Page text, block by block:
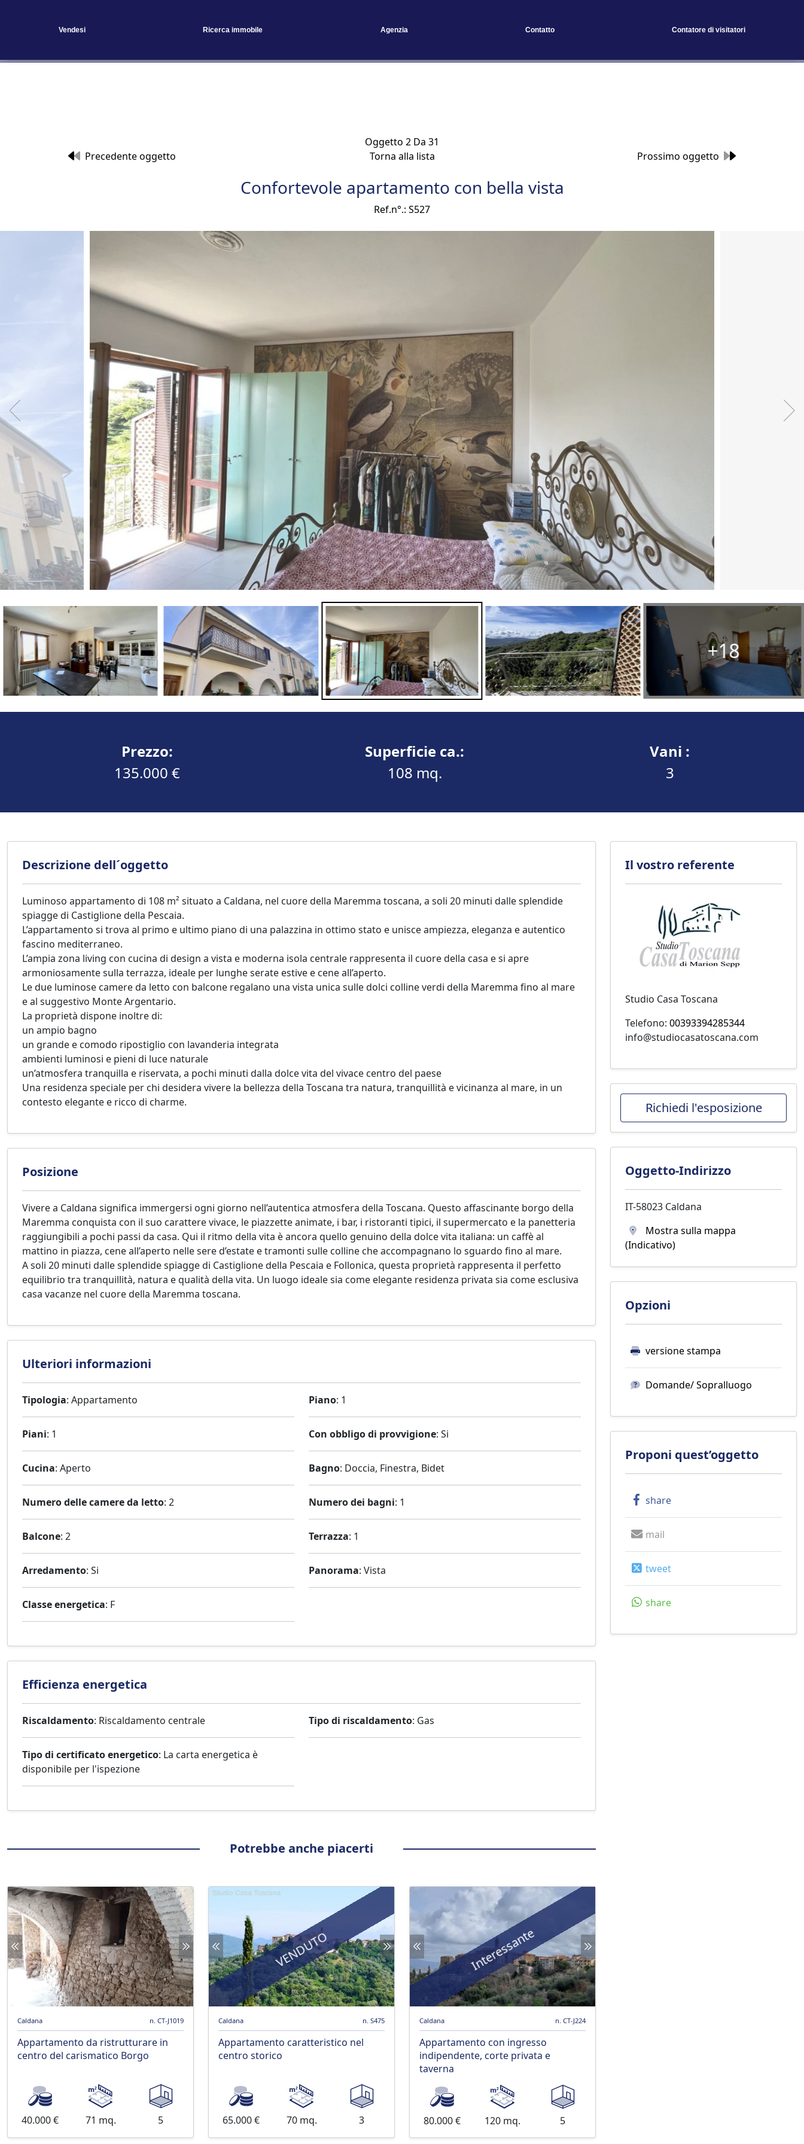
Vendesi Ricerca immobile Agenzia Contatto Contatore di visitatori
Oggetto 2 Da 31
Prossimo oggetto
Precedente oggetto Torna alla lista
Confortevole apartamento con bella vista
Ref.n°.: S527
+18
Prezzo:
135.000 €
Superficie ca.:
108 mq.
Vani :
3
Descrizione dell´oggetto
Luminoso appartamento di 108 m² situato a Caldana, nel cuore della Maremma toscana, a soli 20 minuti dalle splendide
spiagge di Castiglione della Pescaia.
L’appartamento si trova al primo e ultimo piano di una palazzina in ottimo stato e unisce ampiezza, eleganza e autentico
fascino mediterraneo.
L’ampia zona living con cucina di design a vista e moderna isola centrale rappresenta il cuore della casa e si apre
armoniosamente sulla terrazza, ideale per lunghe serate estive e cene all’aperto.
Le due luminose camere da letto con balcone regalano una vista unica sulle dolci colline verdi della Maremma fino al mare
e al suggestivo Monte Argentario.
La proprietà dispone inoltre di:
un ampio bagno
un grande e comodo ripostiglio con lavanderia integrata
ambienti luminosi e pieni di luce naturale
un’atmosfera tranquilla e riservata, a pochi minuti dalla dolce vita del vivace centro del paese
Una residenza speciale per chi desidera vivere la bellezza della Toscana tra natura, tranquillità e vicinanza al mare, in un
contesto elegante e ricco di charme.
Posizione
Vivere a Caldana significa immergersi ogni giorno nell’autentica atmosfera della Toscana. Questo affascinante borgo della
Maremma conquista con il suo carattere vivace, le piazzette animate, i bar, i ristoranti tipici, il supermercato e la panetteria
raggiungibili a pochi passi da casa. Qui il ritmo della vita è ancora quello genuino della dolce vita italiana: un caffè al
mattino in piazza, cene all’aperto nelle sere d’estate e tramonti sulle colline che accompagnano lo sguardo fino al mare.
A soli 20 minuti dalle splendide spiagge di Castiglione della Pescaia e Follonica, questa proprietà rappresenta il perfetto
equilibrio tra tranquillità, natura e qualità della vita. Un luogo ideale sia come elegante residenza privata sia come esclusiva
casa vacanze nel cuore della Maremma toscana.
Ulteriori informazioni
Tipologia: Appartamento Piano: 1
Piani: 1 Con obbligo di provvigione: Si
Cucina: Aperto Bagno: Doccia, Finestra, Bidet
Numero delle camere da letto: 2 Numero dei bagni: 1
Balcone: 2 Terrazza: 1
Arredamento: Si Panorama: Vista
Classe energetica: F
Efficienza energetica
Riscaldamento: Riscaldamento centrale Tipo di riscaldamento: Gas
Tipo di certificato energetico: La carta energetica è
disponibile per l'ispezione
Potrebbe anche piacerti
Caldana n. CT-J1019
Appartamento da ristrutturare in
centro del carismatico Borgo
40.000 € 71 mq. 5
VENDUTO
Caldana n. S475
Appartamento caratteristico nel
centro storico
65.000 € 70 mq. 3
Interessante
Caldana n. CT-J224
Appartamento con ingresso
indipendente, corte privata e
taverna
80.000 € 120 mq. 5
Il vostro referente
Studio Casa Toscana
Telefono: 00393394285344
info@studiocasatoscana.com
Richiedi l'esposizione
Oggetto-Indirizzo
IT-58023 Caldana
Mostra sulla mappa
(Indicativo)
Opzioni
versione stampa
Domande/ Sopralluogo
Proponi quest’oggetto
share
mail
tweet
share